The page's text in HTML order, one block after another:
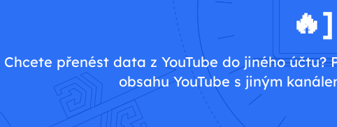
🔥]
Chcete přenést data z YouTube do jiného
obsahu YouTube s jiným